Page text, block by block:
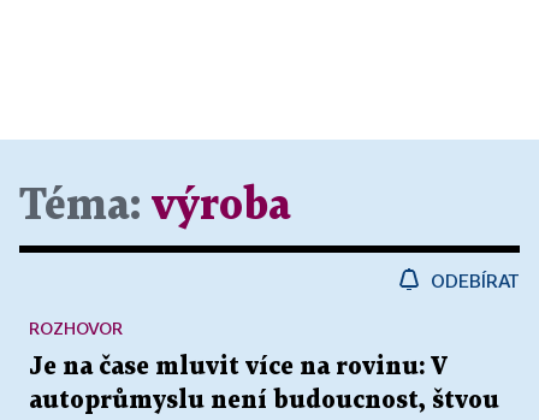
Téma: výroba
ODEBÍRAT
Je na čase mluvit více na rovinu: V
autoprůmyslu není budoucnost, štvou
ROZHOVOR